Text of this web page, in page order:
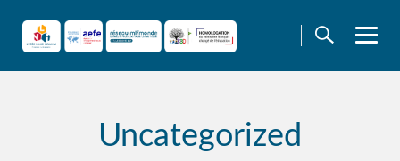
content
Uncategorized